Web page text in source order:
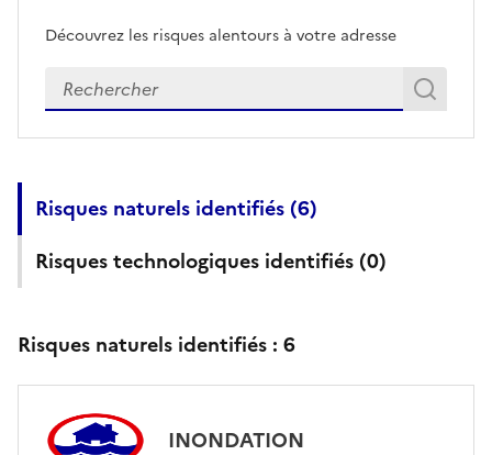
Découvrez les risques alentours à votre adresse
Veuillez renseigner votre adresse exacte
Risques naturels identifiés (6)
Risques technologiques identifiés (0)
Risques naturels identifiés : 6
INONDATION